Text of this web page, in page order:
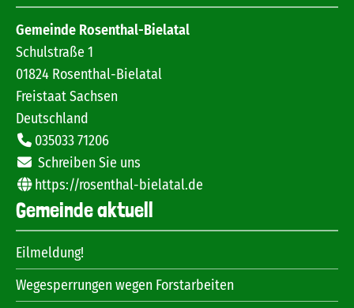
Gemeinde Rosenthal-Bielatal
Schulstraße 1
01824 Rosenthal-Bielatal
Freistaat Sachsen
Deutschland
035033 71206
Schreiben Sie uns
https://rosenthal-bielatal.de
Gemeinde aktuell
Eilmeldung!
Wegesperrungen wegen Forstarbeiten